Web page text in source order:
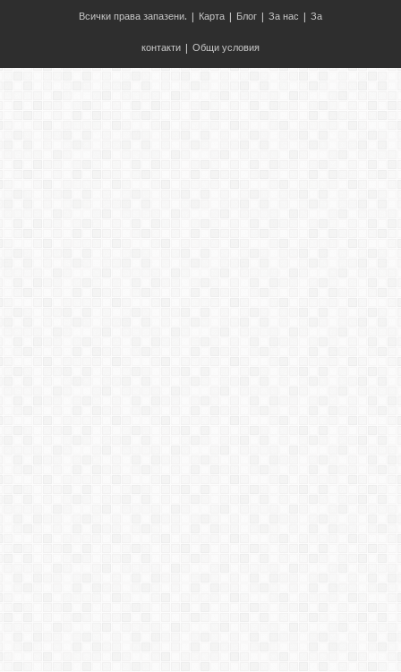
Всички права запазени. | Карта | Блог | За нас | За
контакти | Общи условия